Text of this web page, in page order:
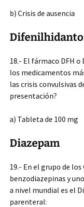
b) Crisis de ausencia
18.- El fármaco DFH
los medicamentos
las crisis convulsivas
presentación?
a) Tableta de 100 mg
Diazepam
19.- En el grupo de
benzodiazepinas y
a nivel mundial es el
parenteral: